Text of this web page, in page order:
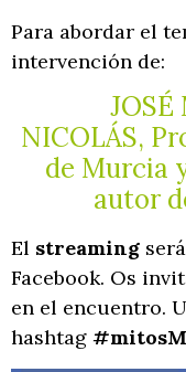
Para abordar el
intervención de:
JOSÉ
NICOLÁS,
de Murcia
autor
El streaming
Facebook. Os
en el encuentro.
hashtag